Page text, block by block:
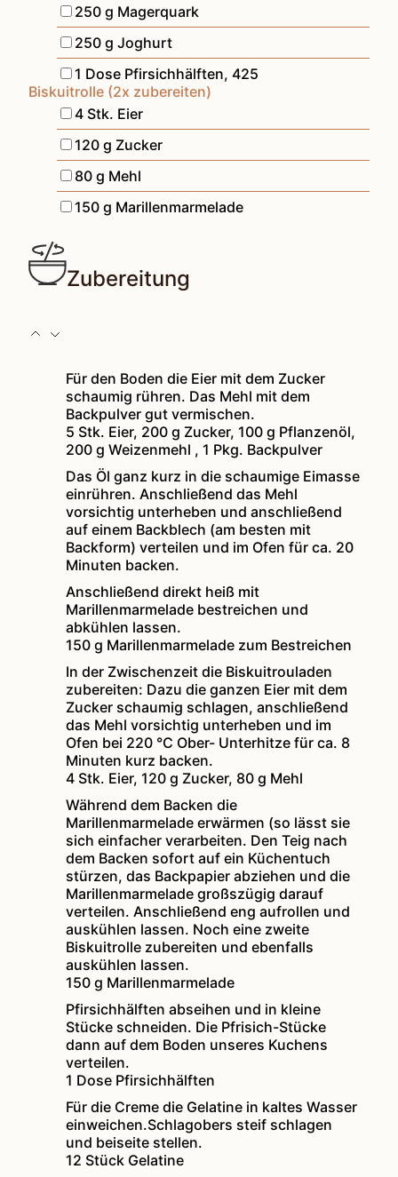
▢
250 g Magerquark
▢
250 g Joghurt
▢
1 Dose Pfirsichhälften,425
Biskuitrolle (2x zubereiten)
▢
4 Stk. Eier
▢
120 g Zucker
▢
80 g Mehl
▢
150 g Marillenmarmelade
Zubereitung
Für den Boden die Eier mit dem Zucker
schaumig rühren. Das Mehl mit dem
Backpulver gut vermischen.
5 Stk. Eier, 200 g Zucker, 100 g Pflanzenöl,
200 g Weizenmehl , 1 Pkg. Backpulver
Das Öl ganz kurz in die schaumige Eimasse
einrühren. Anschließend das Mehl
vorsichtig unterheben und anschließend
auf einem Backblech (am besten mit
Backform) verteilen und im Ofen für ca. 20
Minuten backen.
Anschließend direkt heiß mit
Marillenmarmelade bestreichen und
abkühlen lassen.
150 g Marillenmarmelade zum Bestreichen
In der Zwischenzeit die Biskuitrouladen
zubereiten: Dazu die ganzen Eier mit dem
Zucker schaumig schlagen, anschließend
das Mehl vorsichtig unterheben und im
Ofen bei 220 °C Ober- Unterhitze für ca. 8
Minuten kurz backen.
4 Stk. Eier, 120 g Zucker, 80 g Mehl
Während dem Backen die
Marillenmarmelade erwärmen (so lässt sie
sich einfacher verarbeiten. Den Teig nach
dem Backen sofort auf ein Küchentuch
stürzen, das Backpapier abziehen und die
Marillenmarmelade großszügig darauf
verteilen. Anschließend eng aufrollen und
auskühlen lassen. Noch eine zweite
Biskuitrolle zubereiten und ebenfalls
auskühlen lassen.
150 g Marillenmarmelade
Pfirsichhälften abseihen und in kleine
Stücke schneiden. Die Pfrisich-Stücke
dann auf dem Boden unseres Kuchens
verteilen.
1 Dose Pfirsichhälften
Für die Creme die Gelatine in kaltes Wasser
einweichen.Schlagobers steif schlagen
und beiseite stellen.
12 Stück Gelatine